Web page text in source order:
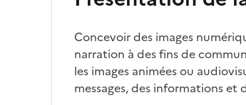
Concevoir des images
narration à des fins de
les images animées ou
messages, des informations et